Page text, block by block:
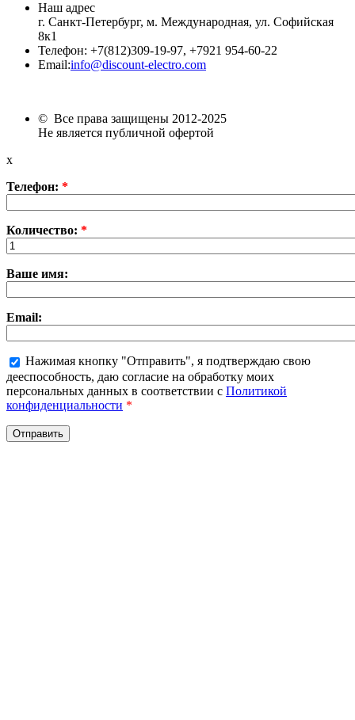
Наш адрес
г. Санкт-Петербург, м. Международная, ул. Софийская
8к1
Телефон: +7(812)309-19-97, +7921 954-60-22
Email:info@discount-electro.com
© Все права защищены 2012-2025
Не является публичной офертой
x
Телефон: *
Количество: *
Ваше имя:
Email:
Нажимая кнопку "Отправить", я подтверждаю свою
дееспособность, даю согласие на обработку моих
персональных данных в соответствии с Политикой
конфиденциальности *